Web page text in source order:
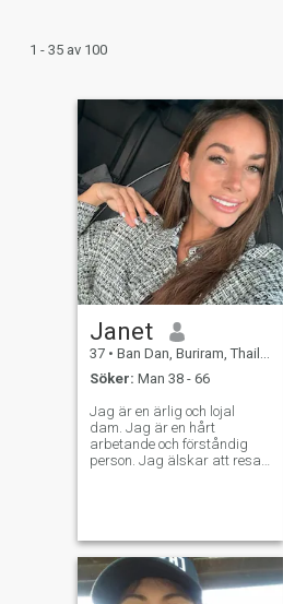
1 - 35 av 100
Janet
37 • Ban Dan, Buriram, Thailand
Söker: Man 38 - 66
Jag är en ärlig och lojal
dam. Jag är en hårt
arbetande och förståndig
person. Jag älskar att resa
enkel och snäll dam. Jag ser
alltid till att ha ett hälsosamt
sinne och en hälsosam
livsstil, jag går till gymmet